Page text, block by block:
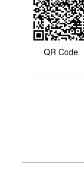
QR Code